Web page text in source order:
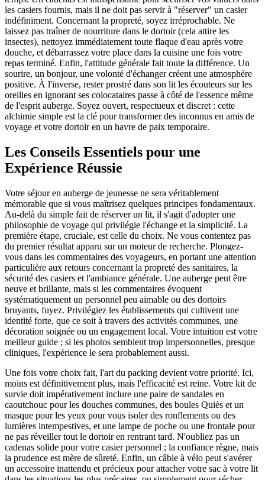
les casiers fournis, mais il ne doit pas servir à "réserver" un casier
indéfiniment. Concernant la propreté, soyez irréprochable. Ne
laissez pas traîner de nourriture dans le dortoir (cela attire les
insectes), nettoyez immédiatement toute flaque d'eau après votre
douche, et débarrassez votre place dans la cuisine une fois votre
repas terminé. Enfin, l'attitude générale fait toute la différence. Un
sourire, un bonjour, une volonté d'échanger créent une atmosphère
positive. À l'inverse, rester prostré dans son lit les écouteurs sur les
oreilles en ignorant ses colocataires passe à côté de l'essence même
de l'esprit auberge. Soyez ouvert, respectueux et discret : cette
alchimie simple est la clé pour transformer des inconnus en amis de
voyage et votre dortoir en un havre de paix temporaire.
Les Conseils Essentiels pour une
Expérience Réussie
Votre séjour en auberge de jeunesse ne sera véritablement
mémorable que si vous maîtrisez quelques principes fondamentaux.
Au-delà du simple fait de réserver un lit, il s'agit d'adopter une
philosophie de voyage qui privilégie l'échange et la simplicité. La
première étape, cruciale, est celle du choix. Ne vous contentez pas
du premier résultat apparu sur un moteur de recherche. Plongez-
vous dans les commentaires des voyageurs, en portant une attention
particulière aux retours concernant la propreté des sanitaires, la
sécurité des casiers et l'ambiance générale. Une auberge peut être
neuve et brillante, mais si les commentaires évoquent
systématiquement un personnel peu aimable ou des dortoirs
bruyants, fuyez. Privilégiez les établissements qui cultivent une
identité forte, que ce soit à travers des activités communes, une
décoration soignée ou un engagement local. Votre intuition est votre
meilleur guide ; si les photos semblent trop impersonnelles, presque
cliniques, l'expérience le sera probablement aussi.
Une fois votre choix fait, l'art du packing devient votre priorité. Ici,
moins est définitivement plus, mais l'efficacité est reine. Votre kit de
survie doit impérativement inclure une paire de sandales en
caoutchouc pour les douches communes, des boules Quiès et un
masque pour les yeux pour vous isoler des ronflements ou des
lumières intempestives, et une lampe de poche ou une frontale pour
ne pas réveiller tout le dortoir en rentrant tard. N'oubliez pas un
cadenas solide pour votre casier personnel ; la confiance règne, mais
la prudence est mère de sûreté. Enfin, un câble à vélo peut s'avérer
un accessoire inattendu et précieux pour attacher votre sac à votre lit